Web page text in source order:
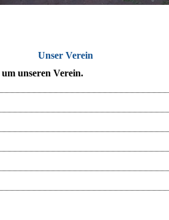
Unser Verein
unseren Verein.